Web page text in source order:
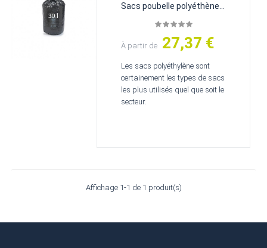
Sacs poubelle polyéthène
À partir de Prix
27,37 €
Les sacs polyéthylène sont
certainement les types de sacs
les plus utilisés quel que soit le
secteur.
Affichage 1-1 de 1 produit(s)